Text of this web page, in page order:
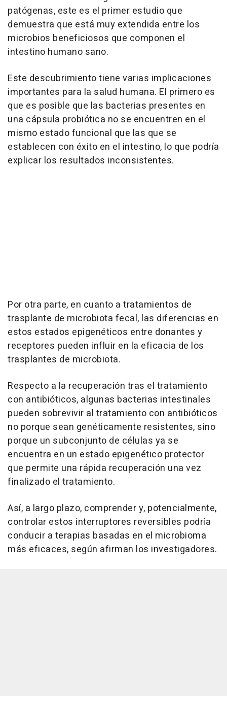
patógenas, este es el primer estudio que
demuestra que está muy extendida entre los
microbios beneficiosos que componen el
intestino humano sano.
Este descubrimiento tiene varias implicaciones
importantes para la salud humana. El primero es
que es posible que las bacterias presentes en
una cápsula probiótica no se encuentren en el
mismo estado funcional que las que se
establecen con éxito en el intestino, lo que podría
explicar los resultados inconsistentes.
Por otra parte, en cuanto a tratamientos de
trasplante de microbiota fecal, las diferencias en
estos estados epigenéticos entre donantes y
receptores pueden influir en la eficacia de los
trasplantes de microbiota.
Respecto a la recuperación tras el tratamiento
con antibióticos, algunas bacterias intestinales
pueden sobrevivir al tratamiento con antibióticos
no porque sean genéticamente resistentes, sino
porque un subconjunto de células ya se
encuentra en un estado epigenético protector
que permite una rápida recuperación una vez
finalizado el tratamiento.
Así, a largo plazo, comprender y, potencialmente,
controlar estos interruptores reversibles podría
conducir a terapias basadas en el microbioma
más eficaces, según afirman los investigadores.